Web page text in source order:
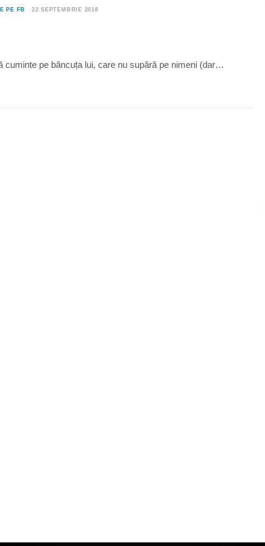
PE FB 22 SEPTEMBRIE 2018
cuminte pe băncuța lui, care nu supără pe nimeni (dar…